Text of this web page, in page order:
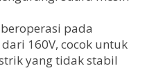
pada
160V, cocok untuk
yang tidak stabil